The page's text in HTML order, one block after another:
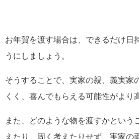
お年賀を渡す場合は、できるだけ日
うにしましょう。
そうすることで、実家の親、義実家
くく、喜んでもらえる可能性がより
また、どのような物を渡すかという
えたり、固く考えたりせず、実家の